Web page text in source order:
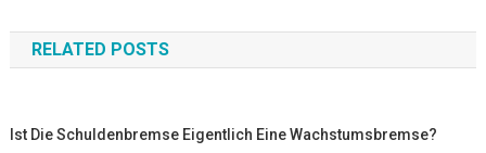
Navigation
RELATED POSTS
Ist Die Schuldenbremse Eigentlich Eine Wachstumsbremse?